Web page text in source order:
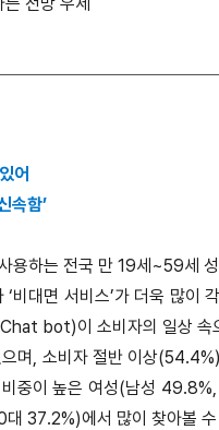
전망 우세
어
속함’
용하는 전국 만 19세~59세
대면 서비스’가 더욱 많이
bot)이 소비자의 일상 속
며, 소비자 절반 이상
중이 높은 여성(남성
37.2%)에서 많이 찾아볼 수